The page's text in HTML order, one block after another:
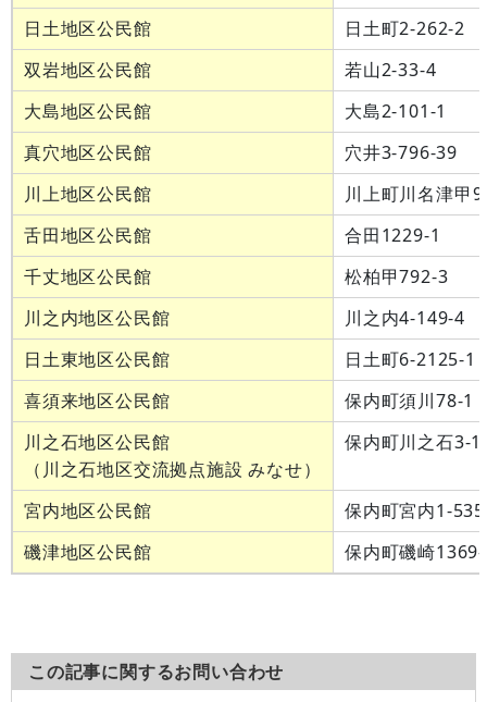
日土地区公民館
日土町2-262-2
双岩地区公民館
若山2-33-4
大島地区公民館
大島2-101-1
真穴地区公民館
穴井3-796-39
川上地区公民館
川上町川名津甲
舌田地区公民館
合田1229-1
千丈地区公民館
松柏甲792-3
川之内地区公民館
川之内4-149-4
日土東地区公民館
日土町6-2125-1
喜須来地区公民館
保内町須川78-1
川之石地区公民館
（川之石地区交流拠点施設 みなせ）
保内町川之石3-
宮内地区公民館
保内町宮内1-
磯津地区公民館
保内町磯崎
この記事に関するお問い合わせ